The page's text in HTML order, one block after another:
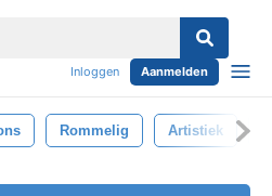
Inloggen Aanmelden
Rommelig Artistiek